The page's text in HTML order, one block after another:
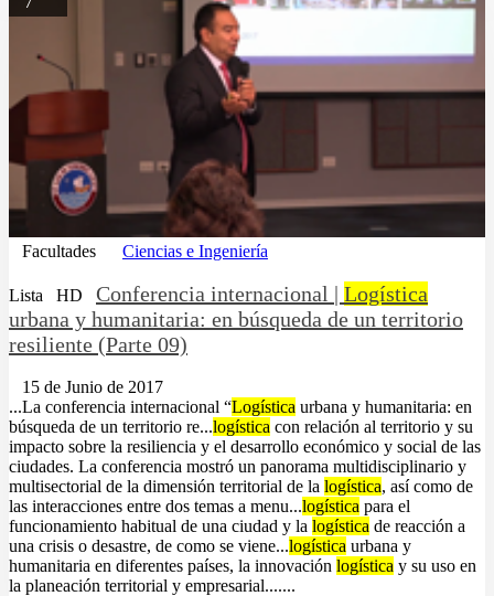
Facultades Ciencias e Ingeniería
Lista HD Conferencia internacional | Logística
urbana y humanitaria: en búsqueda de un territorio
resiliente (Parte 09)
15 de Junio de 2017
...La conferencia internacional “Logística urbana y humanitaria: en
búsqueda de un territorio re...logística con relación al territorio y su
impacto sobre la resiliencia y el desarrollo económico y social de las
ciudades. La conferencia mostró un panorama multidisciplinario y
multisectorial de la dimensión territorial de la logística, así como de
las interacciones entre dos temas a menu...logística para el
funcionamiento habitual de una ciudad y la logística de reacción a
una crisis o desastre, de como se viene...logística urbana y
humanitaria en diferentes países, la innovación logística y su uso en
la planeación territorial y empresarial.......